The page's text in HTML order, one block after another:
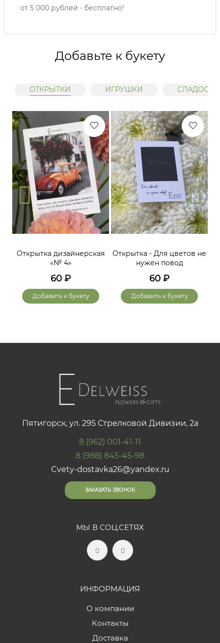
от 5 000 рублей - бесплатно!
Добавьте к букету
ОТКРЫТКИ ИГРУШКИ СЛАДОСТИ
Открытка дизайнерская
«№ 4»
60 ₽
Добавить к букету
Открытка - Для цветов не
нужен повод
60 ₽
Добавить к букету
Пятигорск, ул. 295 Стрелковой Дивизии, 2а
8 (962) 001-41-11
8 (988) 845-45-98
Cvety-dostavka26@yandex.ru
ЗАКАЗАТЬ ЗВОНОК
МЫ В СОЦ.СЕТЯХ
ИНФОРМАЦИЯ
О компании
Контакты
Доставка